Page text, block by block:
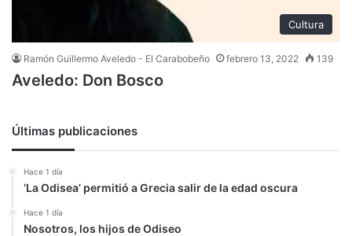
Cultura
Ramón Guillermo Aveledo - El Carabobeño febrero 13, 2022 139
Aveledo: Don Bosco
Últimas publicaciones
Hace 1 día
‘La Odisea’ permitió a Grecia salir de la edad oscura
Hace 1 día
Nosotros, los hijos de Odiseo